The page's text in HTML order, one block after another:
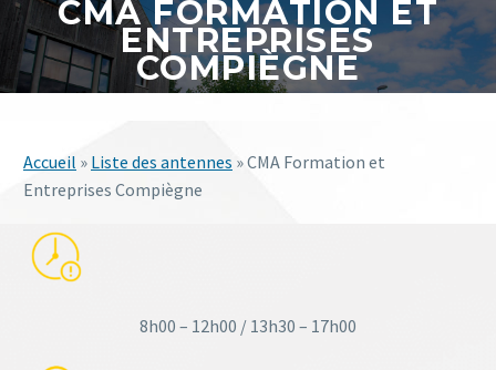
CMA FORMATION ET
ENTREPRISES
COMPIÈGNE
Accueil » Liste des antennes »CMA Formation et
Entreprises Compiègne
8h00 – 12h00 / 13h30 – 17h00